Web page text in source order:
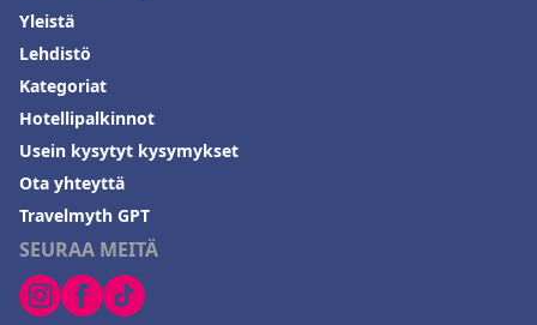
SEURAA MEITÄ
Yleistä
Lehdistö
Kategoriat
Hotellipalkinnot
Usein kysytyt kysymykset
Ota yhteyttä
Travelmyth GPT